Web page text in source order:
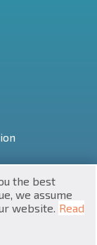
BG
the best
we assume
website. Read